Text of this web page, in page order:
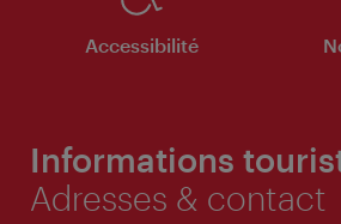
Accessibilité
Informations
Adresses & contact